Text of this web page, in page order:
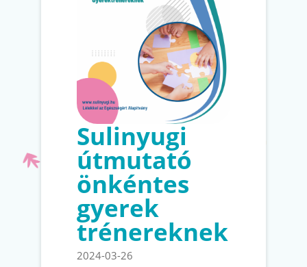
Sulinyugi
útmutató
önkéntes
gyerek
trénereknek
2024-03-26